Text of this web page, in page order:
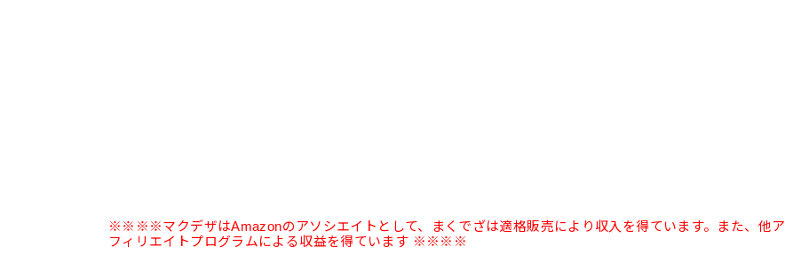
※※※※マクデザはAmazonのアソシエイトとして、まくでざは適格販売により収入を得ています。また、他ア
フィリエイトプログラムによる収益を得ています ※※※※